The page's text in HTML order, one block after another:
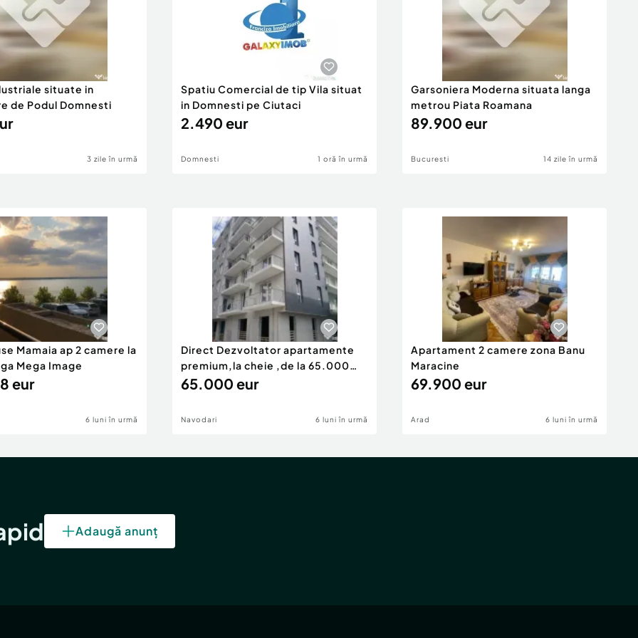
si au cost
cu cadastru si
finizaje ultra moderne:
si luminoase
si Tva de 19%
si creditare fara
cu 2
situate in
de Podul Domnesti
3 zile în urmă
Spatiu Comercial de tip Vila situat
in Domnesti pe Ciutaci
2.490 eur
Domnesti 1 oră în urmă
Garsoniera Moderna situata langa
metrou Piata Roamana
89.900 eur
Bucuresti 14 zile în urmă
Mamaia ap 2 camere la
Mega Image
eur
6 luni în urmă
Direct Dezvoltator apartamente
premium,la cheie ,de la 65.000
eur
65.000 eur
Navodari 6 luni în urmă
Apartament 2 camere zona Banu
Maracine
69.900 eur
Arad 6 luni în urmă
Adaugă anunț